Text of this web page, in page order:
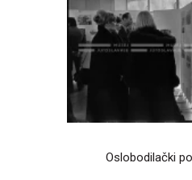
Oslobodilački